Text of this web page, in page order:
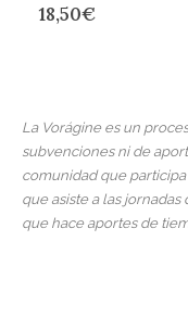
18,50€
La Vorágine es un
subvenciones ni de
comunidad que
que asiste a las
que hace aportes de